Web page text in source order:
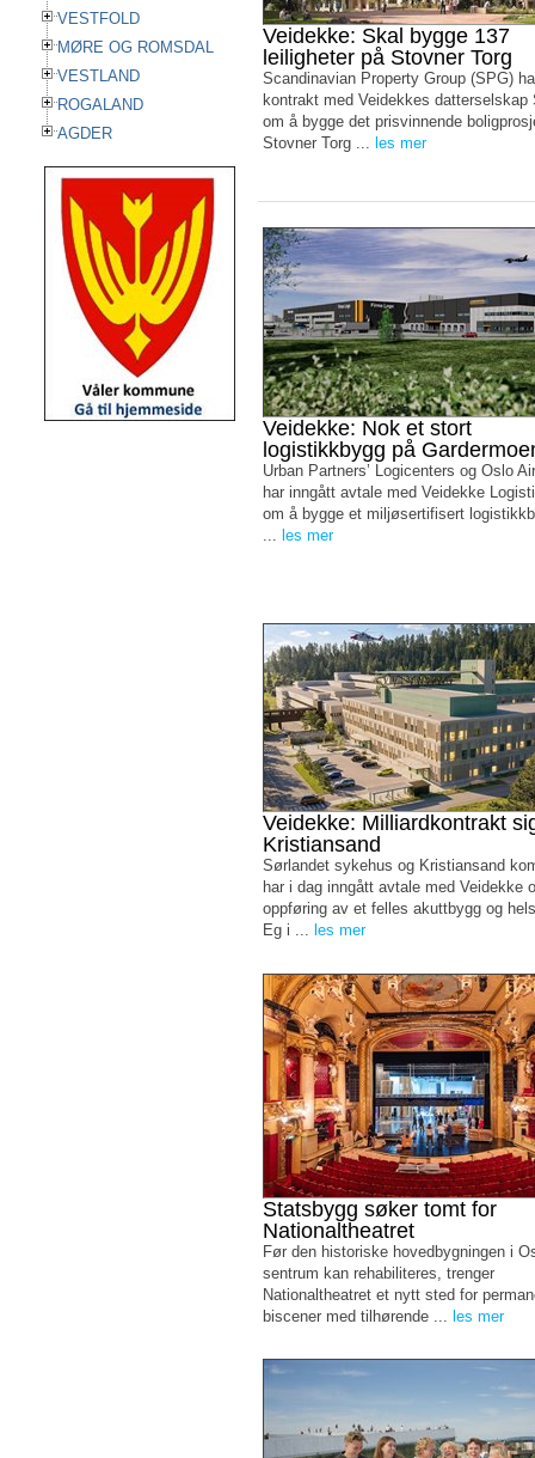
VESTFOLD
MØRE OG ROMSDAL
VESTLAND
ROGALAND
AGDER
Veidekke: Skal bygge 137
leiligheter på Stovner Torg
Scandinavian Property Group (SPG)
kontrakt med Veidekkes datterselskap
om å bygge det prisvinnende
Stovner Torg ... les mer
Veidekke: Nok et stort
logistikkbygg på
Urban Partners’ Logicenters og Oslo
har inngått avtale med Veidekke
om å bygge et miljøsertifisert
... les mer
Veidekke: Milliardkontrakt
Kristiansand
Sørlandet sykehus og Kristiansand
har i dag inngått avtale med Veidekke
oppføring av et felles akuttbygg og
Eg i ... les mer
Statsbygg søker tomt for
Nationaltheatret
Før den historiske hovedbygningen i
sentrum kan rehabiliteres, trenger
Nationaltheatret et nytt sted for
biscener med tilhørende ... les mer